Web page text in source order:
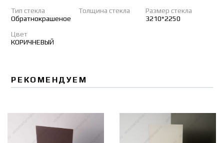
Тип стекла
Обратнокрашеное
Толщина стекла
Размер стекла
3210*2250
Цвет
КОРИЧНЕВЫЙ
РЕКОМЕНДУЕМ